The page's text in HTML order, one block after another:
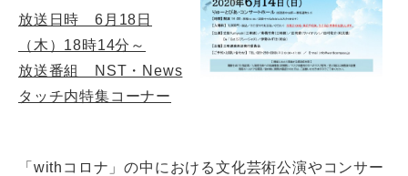
放送日時 6月18日
（木）18時14分～
放送番組 NST・News
タッチ内特集コーナー
「withコロナ」の中における文化芸術公演やコンサー